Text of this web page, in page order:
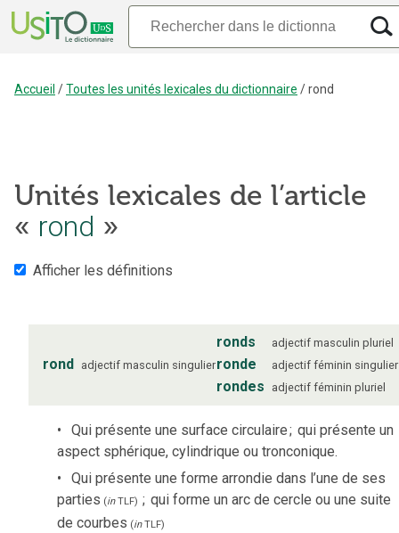
Accueil /Toutes les unités lexicales du dictionnaire /rond
Unités lexicales de l’article
« rond »
Afficher les définitions
rond adjectif masculin singulier
ronds adjectif masculin pluriel
ronde adjectif féminin singulier
rondes adjectif féminin pluriel
Qui présente une surface circulaire; qui présente un
aspect sphérique, cylindrique ou tronconique.
Qui présente une forme arrondie dans l’une de ses
parties (inTLF) ; qui forme un arc de cercle ou une suite
de courbes (inTLF)